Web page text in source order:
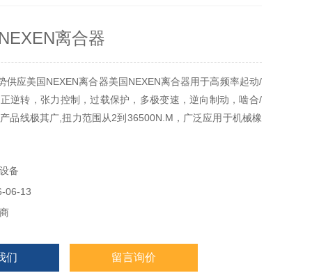
离合器
供应美国NEXEN离合器美国NEXEN离合器用于高频率起动/
逆转，张力控制，过载保护，多极变速，逆向制动，啮合/
品线极其广,扭力范围从2到36500N.M，广泛应用于机械橡
械,&#1
备
06-13
们 留言询价